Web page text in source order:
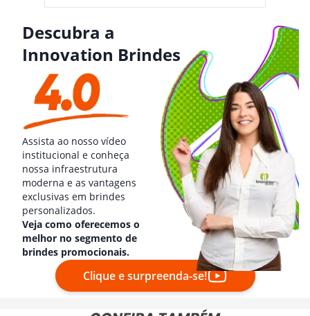
Descubra a
Innovation Brindes
Assista ao nosso vídeo
institucional e conheça
nossa infraestrutura
moderna e as vantagens
exclusivas em brindes
personalizados.
Veja como oferecemos o
melhor no segmento de
brindes promocionais.
Clique e surpreenda-se!